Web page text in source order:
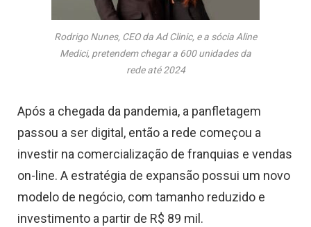
Rodrigo Nunes, CEO da Ad Clinic, e a sócia Aline
Medici, pretendem chegar a 600 unidades da
rede até 2024
Após a chegada da pandemia, a panfletagem
passou a ser digital, então a rede começou a
investir na comercialização de franquias e vendas
on-line. A estratégia de expansão possui um novo
modelo de negócio, com tamanho reduzido e
investimento a partir de R$ 89 mil.